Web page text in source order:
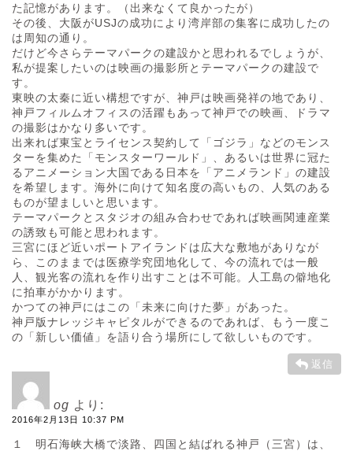
た記憶があります。（出来なくて良かったが）
その後、大阪がUSJの成功により湾岸部の集客に成功したの
は周知の通り。
だけど今さらテーマパークの建設かと思われるでしょうが、
私が提案したいのは映画の撮影所とテーマパークの建設で
す。
東映の太秦に近い構想ですが、神戸は映画発祥の地であり、
神戸フィルムオフィスの活躍もあって神戸での映画、ドラマ
の撮影はかなり多いです。
出来れば東宝とライセンス契約して「ゴジラ」などのモンス
ターを集めた「モンスターワールド」、あるいは世界に冠た
るアニメーション大国である日本を「アニメランド」の建設
を希望します。海外に向けて知名度の高いもの、人気のある
ものが望ましいと思います。
テーマパークとスタジオの組み合わせであれば映画関連産業
の誘致も可能と思われます。
三宮にほど近いポートアイランドは広大な敷地がありなが
ら、このままでは医療学究団地化して、今の流れでは一般
人、観光客の流れを作り出すことは不可能。人工島の僻地化
に拍車がかかります。
かつての神戸にはこの「未来に向けた夢」があった。
神戸版ナレッジキャピタルができるのであれば、もう一度こ
の「新しい価値」を語り合う場所にして欲しいものです。
返信
og より:
2016年2月13日 10:37 PM
１ 明石海峡大橋で淡路、四国と結ばれる神戸（三宮）は、